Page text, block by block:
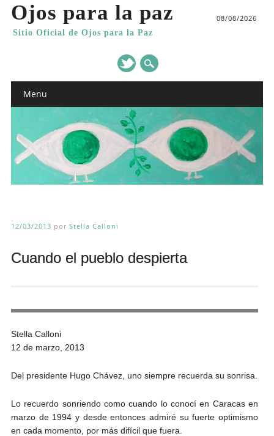
Ojos para la paz
Sitio Oficial de Ojos para la Paz
08/08/2026
Main menu
Menu
12/03/2013 por Stella Calloni
Cuando el pueblo despierta
Stella Calloni
12 de marzo, 2013
Del presidente Hugo Chávez, uno siempre recuerda su sonrisa.
Lo recuerdo sonriendo como cuando lo conocí en Caracas en
marzo de 1994 y desde entonces admiré su fuerte optimismo
en cada momento, por más difícil que fuera.